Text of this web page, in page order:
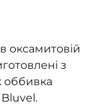
оксамитовій
з
оббивка